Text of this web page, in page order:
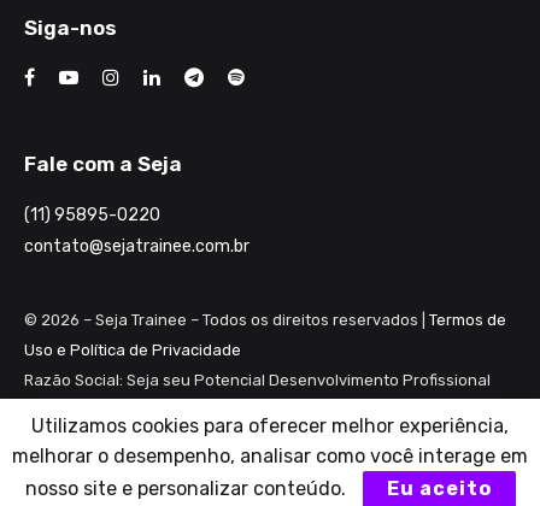
Siga-nos
Fale com a Seja
(11) 95895-0220
contato@sejatrainee.com.br
© 2026 – Seja Trainee – Todos os direitos reservados | Termos de
Uso e Política de Privacidade
Razão Social: Seja seu Potencial Desenvolvimento Profissional
CNPJ: 28.461.983/0001-82
Utilizamos cookies para oferecer melhor experiência,
melhorar o desempenho, analisar como você interage em
nosso site e personalizar conteúdo.
Eu aceito